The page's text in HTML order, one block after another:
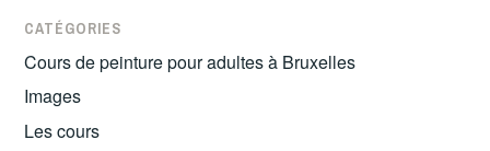
CATÉGORIES
Cours de peinture pour adultes à Bruxelles
Images
Les cours